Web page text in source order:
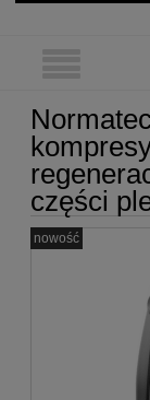
części
nowość